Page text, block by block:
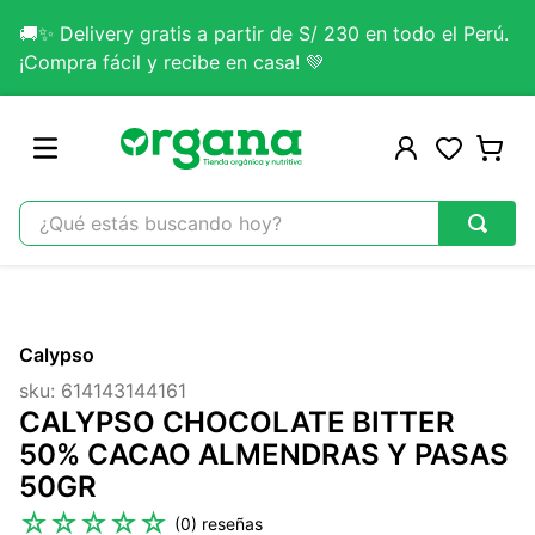
🚚✨ Delivery gratis a partir de S/ 230 en todo el Perú.
¡Compra fácil y recibe en casa! 💚
¿Qué estás buscando hoy?
2.
citrato magnesio
3.
colageno
4.
kefir
5.
glicinato magnesio
6 .
melena leon
Calypso
sku: 614143144161
CALYPSO CHOCOLATE BITTER
50% CACAO ALMENDRAS Y PASAS
50GR
☆☆☆☆☆ (0)